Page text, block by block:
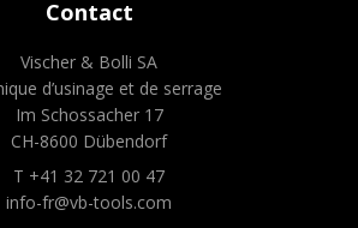
Contact
Vischer & Bolli SA
d’usinage et de serrage
Im Schossacher 17
CH-8600 Dübendorf
T +41 32 721 00 47
info-fr@vb-tools.com